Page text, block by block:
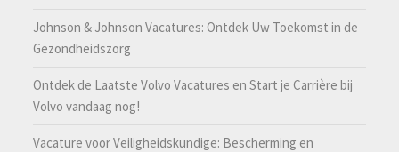
Johnson & Johnson Vacatures: Ontdek Uw Toekomst in de
Gezondheidszorg
Ontdek de Laatste Volvo Vacatures en Start je Carrière bij
Volvo vandaag nog!
Vacature voor Veiligheidskundige: Bescherming en